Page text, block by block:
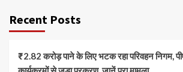
Recent Posts
₹2.82 करोड़ पाने के लिए भटक रहा परिवहन निगम,